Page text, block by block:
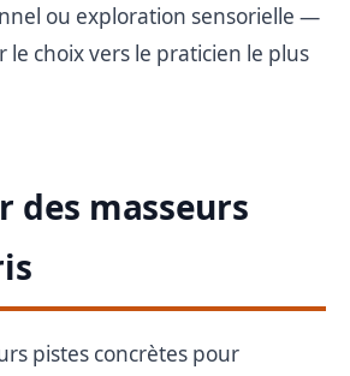
ou exploration sensorielle —
choix vers le praticien le plus
des masseurs
pistes concrètes pour